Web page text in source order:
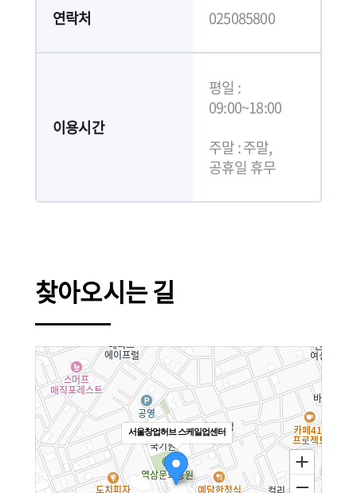
연락처 025085800
이용시간
평일 :
09:00~18:00
주말 : 주말,
공휴일 휴무
찾아오시는 길
서울창업허브 스케일업센터